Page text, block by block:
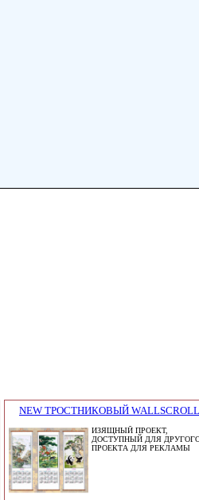
NEW ТРОСТНИКОВЫЙ WALLSCROLL
ИЗЯЩНЫЙ ПРОЕКТ,
ДОСТУПНЫЙ ДЛЯ
ПРОЕКТА ДЛЯ РЕКЛАМЫ